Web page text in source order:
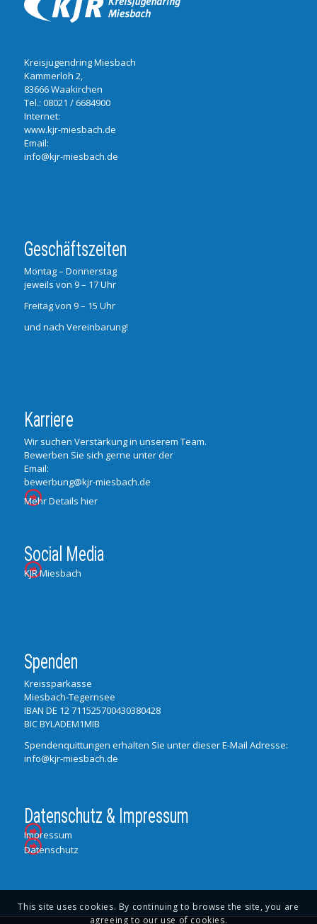
Kreisjugendring Miesbach
Kammerloh 2,
83666 Waakirchen
Tel.: 08021 / 6684900
Internet:
www.kjr-miesbach.de
Email:
info@kjr-miesbach.de
Geschäftszeiten
Montag – Donnerstag
jeweils von 9 – 17 Uhr
Freitag von 9 – 15 Uhr
und nach Vereinbarung!
Karriere
Wir suchen Verstärkung in unserem Team.
Bewerben Sie sich gerne unter der
Email:
bewerbung@kjr-miesbach.de
Mehr Details hier
Social Media
KJR Miesbach
Spenden
Kreissparkasse
Miesbach-Tegernsee
IBAN DE 12 711525700430380428
BIC BYLADEM1MIB
Spendenquittungen erhalten Sie unter dieser E-Mail Adresse:
info@kjr-miesbach.de
Datenschutz & Impressum
Impressum
Datenschutz
This site uses cookies. By continuing to browse the site, you are
agreeing to our use of cookies.